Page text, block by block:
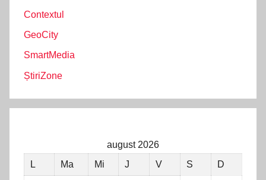
Contextul
GeoCity
SmartMedia
ȘtiriZone
august 2026
L
Ma Mi J V S D